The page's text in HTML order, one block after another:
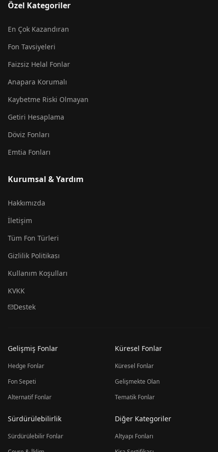
Özel Kategoriler
En Çok Kazandıran
Fon Tavsiyeleri
Faizsiz Helal Fonlar
Anapara Korumalı
Kaybetme Riski Olmayan
Getiri Hesaplama
Döviz Fonları
Emtia Fonları
Kurumsal & Yardım
Hakkımızda
İletişim
Tüm Fon Türleri
Gizlilik Politikası
Kullanım Koşulları
KVKK
Destek
Gelişmiş Fonlar
Hedge Fonlar
Fon Sepeti
Alternatif Fonlar
Küresel Fonlar
Küresel Fonlar
Gelişmekte Olan
Tematik Fonlar
Sürdürülebilirlik
Sürdürülebilir Fonlar
Diğer Kategoriler
Altyapı Fonları